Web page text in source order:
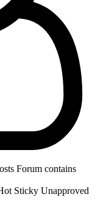
Forum contains
Sticky Unapproved